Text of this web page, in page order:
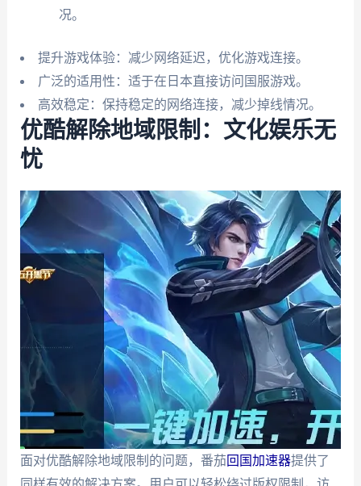
况。
提升游戏体验：减少网络延迟，优化游戏连接。
广泛的适用性：适于在日本直接访问国服游戏。
高效稳定：保持稳定的网络连接，减少掉线情况。
优酷解除地域限制：文化娱乐无
忧
面对优酷解除地域限制的问题，番茄回国加速器提供了